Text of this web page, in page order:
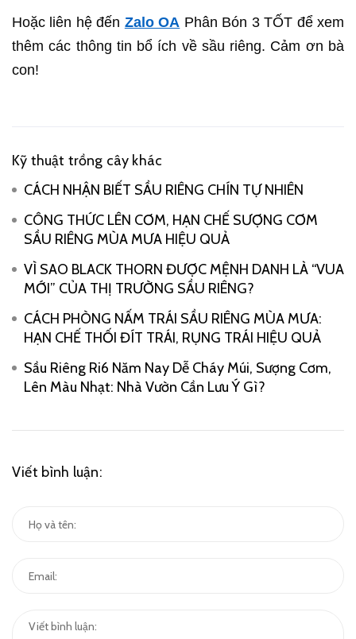
Hoặc liên hệ đến Zalo OA Phân Bón 3 TỐT để xem
thêm các thông tin bổ ích về sầu riêng. Cảm ơn bà
con!
Kỹ thuật trồng cây khác
CÁCH NHẬN BIẾT SẦU RIÊNG CHÍN TỰ NHIÊN
CÔNG THỨC LÊN CƠM, HẠN CHẾ SƯỢNG CƠM
SẦU RIÊNG MÙA MƯA HIỆU QUẢ
VÌ SAO BLACK THORN ĐƯỢC MỆNH DANH LÀ “VUA
MỚI” CỦA THỊ TRƯỜNG SẦU RIÊNG?
CÁCH PHÒNG NẤM TRÁI SẦU RIÊNG MÙA MƯA:
HẠN CHẾ THỐI ĐÍT TRÁI, RỤNG TRÁI HIỆU QUẢ
Sầu Riêng Ri6 Năm Nay Dễ Cháy Múi, Sượng Cơm,
Lên Màu Nhạt: Nhà Vườn Cần Lưu Ý Gì?
Viết bình luận: